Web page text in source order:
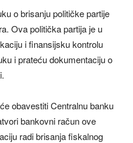
o brisanju političke partije
Ova politička partija je u
i finansijsku kontrolu
i prateću dokumentaciju o
obavestiti Centralnu banku
bankovni račun ove
radi brisanja fiskalnog